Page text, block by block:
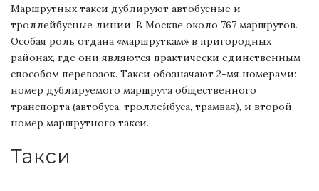
Маршрутных такси дублируют автобусные и
троллейбусные линии. В Москве около 767 маршрутов.
Особая роль отдана «маршруткам» в пригородных
районах, где они являются практически единственным
способом перевозок. Такси обозначают 2-мя номерами:
номер дублируемого маршрута общественного
транспорта (автобуса, троллейбуса, трамвая), и второй –
номер маршрутного такси.
Такси